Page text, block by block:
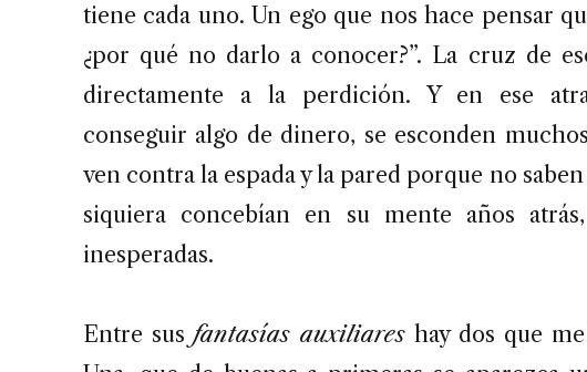
tiene cada uno. Un ego que nos hace pensar
¿por qué no darlo a conocer?”. La cruz de
directamente a la perdición. Y en ese
conseguir algo de dinero, se esconden
ven contra la espada y la pared porque no
siquiera concebían en su mente años
inesperadas.
Entre susfantasías auxiliares hay dos que